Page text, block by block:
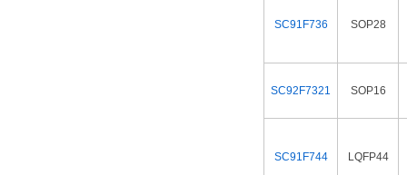
SC91F736 SOP28
SC92F7321 SOP16
SC91F744 LQFP44